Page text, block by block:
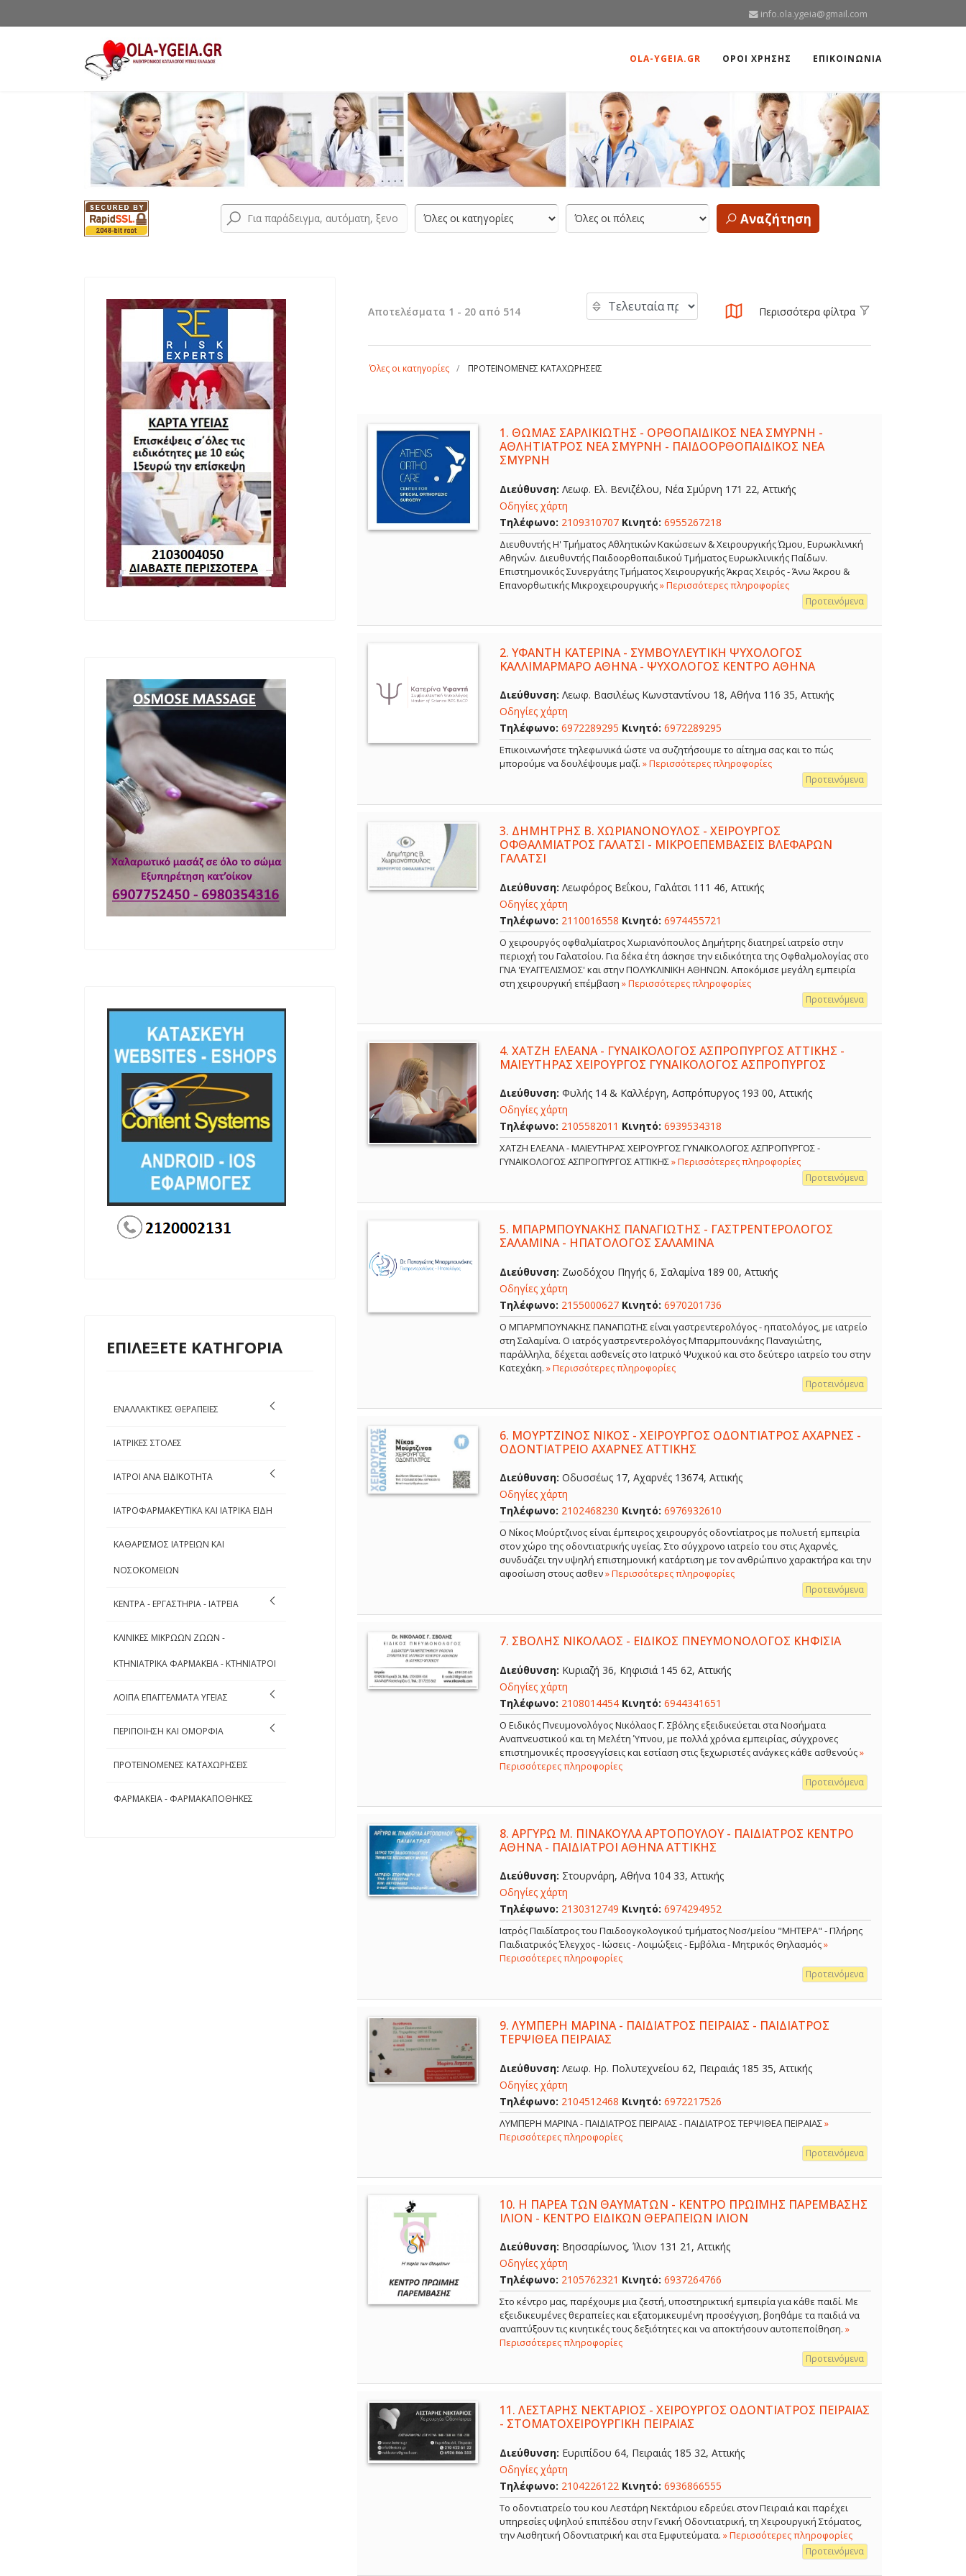
info.ola.ygeia@gmail.com
OLA-YGEIA.GR ΟΡΟΙ ΧΡΗΣΗΣ ΕΠΙΚΟΙΝΩΝΙΑ
Αναζήτηση
ΕΠΙΛΕΞΕΤΕ ΚΑΤΗΓΟΡΙΑ
ΕΝΑΛΛΑΚΤΙΚΕΣ ΘΕΡΑΠΕΙΕΣ
ΙΑΤΡΙΚΕΣ ΣΤΟΛΕΣ
ΙΑΤΡΟΙ ΑΝΑ ΕΙΔΙΚΟΤΗΤΑ
ΙΑΤΡΟΦΑΡΜΑΚΕΥΤΙΚΑ ΚΑΙ ΙΑΤΡΙΚΑ ΕΙΔΗ
ΚΑΘΑΡΙΣΜΟΣ ΙΑΤΡΕΙΩΝ ΚΑΙ
ΝΟΣΟΚΟΜΕΙΩΝ
ΚΕΝΤΡΑ - ΕΡΓΑΣΤΗΡΙΑ - ΙΑΤΡΕΙΑ
ΚΛΙΝΙΚΕΣ ΜΙΚΡΩΩΝ ΖΩΩΝ -
ΚΤΗΝΙΑΤΡΙΚΑ ΦΑΡΜΑΚΕΙΑ - ΚΤΗΝΙΑΤΡΟΙ
ΛΟΙΠΑ ΕΠΑΓΓΕΛΜΑΤΑ ΥΓΕΙΑΣ
ΠΕΡΙΠΟΙΗΣΗ ΚΑΙ ΟΜΟΡΦΙΑ
ΠΡΟΤΕΙΝΟΜΕΝΕΣ ΚΑΤΑΧΩΡΗΣΕΙΣ
ΦΑΡΜΑΚΕΙΑ - ΦΑΡΜΑΚΑΠΟΘΗΚΕΣ
Αποτελέσματα 1 - 20 από 514 Περισσότερα φίλτρα
Όλες οι κατηγορίες ΠΡΟΤΕΙΝΟΜΕΝΕΣ ΚΑΤΑΧΩΡΗΣΕΙΣ
1. ΘΩΜΑΣ ΣΑΡΛΙΚΙΩΤΗΣ - ΟΡΘΟΠΑΙΔΙΚΟΣ ΝΕΑ ΣΜΥΡΝΗ -
ΑΘΛΗΤΙΑΤΡΟΣ ΝΕΑ ΣΜΥΡΝΗ - ΠΑΙΔΟΟΡΘΟΠΑΙΔΙΚΟΣ ΝΕΑ
ΣΜΥΡΝΗ
Διεύθυνση: Λεωφ. Ελ. Βενιζέλου, Νέα Σμύρνη 171 22, Αττικής
Οδηγίες χάρτη
Τηλέφωνο: 2109310707 Κινητό: 6955267218
Διευθυντής Η' Τμήματος Αθλητικών Κακώσεων & Χειρουργικής Ώμου, Ευρωκλινική
Αθηνών. Διευθυντής Παιδοορθοπαιδικού Τμήματος Ευρωκλινικής Παίδων.
Επιστημονικός Συνεργάτης Τμήματος Χειρουργικής Άκρας Χειρός - Άνω Άκρου &
Επανορθωτικής Μικροχειρουργικής» Περισσότερες πληροφορίες
Προτεινόμενα
2. ΥΦΑΝΤΗ ΚΑΤΕΡΙΝΑ - ΣΥΜΒΟΥΛΕΥΤΙΚΗ ΨΥΧΟΛΟΓΟΣ
ΚΑΛΛΙΜΑΡΜΑΡΟ ΑΘΗΝΑ - ΨΥΧΟΛΟΓΟΣ ΚΕΝΤΡΟ ΑΘΗΝΑ
Διεύθυνση: Λεωφ. Βασιλέως Κωνσταντίνου 18, Αθήνα 116 35, Αττικής
Οδηγίες χάρτη
Τηλέφωνο: 6972289295 Κινητό: 6972289295
Επικοινωνήστε τηλεφωνικά ώστε να συζητήσουμε το αίτημα σας και το πώς
μπορούμε να δουλέψουμε μαζί. » Περισσότερες πληροφορίες
Προτεινόμενα
3. ΔΗΜΗΤΡΗΣ Β. ΧΩΡΙΑΝΟΝΟΥΛΟΣ - ΧΕΙΡΟΥΡΓΟΣ
ΟΦΘΑΛΜΙΑΤΡΟΣ ΓΑΛΑΤΣΙ - ΜΙΚΡΟΕΠΕΜΒΑΣΕΙΣ ΒΛΕΦΑΡΩΝ
ΓΑΛΑΤΣΙ
Διεύθυνση: Λεωφόρος Βεΐκου, Γαλάτσι 111 46, Αττικής
Οδηγίες χάρτη
Τηλέφωνο: 2110016558 Κινητό: 6974455721
Ο χειρουργός οφθαλμίατρος Χωριανόπουλος Δημήτρης διατηρεί ιατρείο στην
περιοχή του Γαλατσίου. Για δέκα έτη άσκησε την ειδικότητα της Οφθαλμολογίας στο
ΓΝΑ 'ΕΥΑΓΓΕΛΙΣΜΟΣ' και στην ΠΟΛΥΚΛΙΝΙΚΗ ΑΘΗΝΩΝ. Αποκόμισε μεγάλη εμπειρία
στη χειρουργική επέμβαση » Περισσότερες πληροφορίες
Προτεινόμενα
4. ΧΑΤΖΗ ΕΛΕΑΝΑ - ΓΥΝΑΙΚΟΛΟΓΟΣ ΑΣΠΡΟΠΥΡΓΟΣ ΑΤΤΙΚΗΣ -
ΜΑΙΕΥΤΗΡΑΣ ΧΕΙΡΟΥΡΓΟΣ ΓΥΝΑΙΚΟΛΟΓΟΣ ΑΣΠΡΟΠΥΡΓΟΣ
Διεύθυνση: Φυλής 14 & Καλλέργη, Ασπρόπυργος 193 00, Αττικής
Οδηγίες χάρτη
Τηλέφωνο: 2105582011 Κινητό: 6939534318
ΧΑΤΖΗ ΕΛΕΑΝΑ - ΜΑΙΕΥΤΗΡΑΣ ΧΕΙΡΟΥΡΓΟΣ ΓΥΝΑΙΚΟΛΟΓΟΣ ΑΣΠΡΟΠΥΡΓΟΣ -
ΓΥΝΑΙΚΟΛΟΓΟΣ ΑΣΠΡΟΠΥΡΓΟΣ ΑΤΤΙΚΗΣ» Περισσότερες πληροφορίες
Προτεινόμενα
5. ΜΠΑΡΜΠΟΥΝΑΚΗΣ ΠΑΝΑΓΙΩΤΗΣ - ΓΑΣΤΡΕΝΤΕΡΟΛΟΓΟΣ
ΣΑΛΑΜΙΝΑ - ΗΠΑΤΟΛΟΓΟΣ ΣΑΛΑΜΙΝΑ
Διεύθυνση: Ζωοδόχου Πηγής 6, Σαλαμίνα 189 00, Αττικής
Οδηγίες χάρτη
Τηλέφωνο: 2155000627 Κινητό: 6970201736
Ο ΜΠΑΡΜΠΟΥΝΑΚΗΣ ΠΑΝΑΓΙΩΤΗΣ είναι γαστρεντερολόγος - ηπατολόγος, με ιατρείο
στη Σαλαμίνα. Ο ιατρός γαστρεντερολόγος Μπαρμπουνάκης Παναγιώτης,
παράλληλα, δέχεται ασθενείς στο Ιατρικό Ψυχικού και στο δεύτερο ιατρείο του στην
Κατεχάκη. » Περισσότερες πληροφορίες
Προτεινόμενα
6. ΜΟΥΡΤΖΙΝΟΣ ΝΙΚΟΣ - ΧΕΙΡΟΥΡΓΟΣ ΟΔΟΝΤΙΑΤΡΟΣ ΑΧΑΡΝΕΣ -
ΟΔΟΝΤΙΑΤΡΕΙΟ ΑΧΑΡΝΕΣ ΑΤΤΙΚΗΣ
Διεύθυνση: Οδυσσέως 17, Αχαρνές 13674, Αττικής
Οδηγίες χάρτη
Τηλέφωνο: 2102468230 Κινητό: 6976932610
Ο Νίκος Μούρτζινος είναι έμπειρος χειρουργός οδοντίατρος με πολυετή εμπειρία
στον χώρο της οδοντιατρικής υγείας. Στο σύγχρονο ιατρείο του στις Αχαρνές,
συνδυάζει την υψηλή επιστημονική κατάρτιση με τον ανθρώπινο χαρακτήρα και την
αφοσίωση στους ασθεν» Περισσότερες πληροφορίες
Προτεινόμενα
7. ΣΒΟΛΗΣ ΝΙΚΟΛΑΟΣ - ΕΙΔΙΚΟΣ ΠΝΕΥΜΟΝΟΛΟΓΟΣ ΚΗΦΙΣΙΑ
Διεύθυνση: Κυριαζή 36, Κηφισιά 145 62, Αττικής
Οδηγίες χάρτη
Τηλέφωνο: 2108014454 Κινητό: 6944341651
O Ειδικός Πνευμονολόγος Νικόλαος Γ. Σβόλης εξειδικεύεται στα Νοσήματα
Αναπνευστικού και τη Μελέτη Ύπνου, με πολλά χρόνια εμπειρίας, σύγχρονες
επιστημονικές προσεγγίσεις και εστίαση στις ξεχωριστές ανάγκες κάθε ασθενούς»
Περισσότερες πληροφορίες
Προτεινόμενα
8. ΑΡΓΥΡΩ Μ. ΠΙΝΑΚΟΥΛΑ ΑΡΤΟΠΟΥΛΟΥ - ΠΑΙΔΙΑΤΡΟΣ ΚΕΝΤΡΟ
ΑΘΗΝΑ - ΠΑΙΔΙΑΤΡΟΙ ΑΘΗΝΑ ΑΤΤΙΚΗΣ
Διεύθυνση: Στουρνάρη, Αθήνα 104 33, Αττικής
Οδηγίες χάρτη
Τηλέφωνο: 2130312749 Κινητό: 6974294952
Ιατρός Παιδίατρος του Παιδοογκολογικού τμήματος Νοσ/μείου "ΜΗΤΕΡΑ" - Πλήρης
Παιδιατρικός Έλεγχος - Ιώσεις - Λοιμώξεις - Εμβόλια - Μητρικός Θηλασμός»
Περισσότερες πληροφορίες
Προτεινόμενα
9. ΛΥΜΠΕΡΗ ΜΑΡΙΝΑ - ΠΑΙΔΙΑΤΡΟΣ ΠΕΙΡΑΙΑΣ - ΠΑΙΔΙΑΤΡΟΣ
ΤΕΡΨΙΘΕΑ ΠΕΙΡΑΙΑΣ
Διεύθυνση: Λεωφ. Ηρ. Πολυτεχνείου 62, Πειραιάς 185 35, Αττικής
Οδηγίες χάρτη
Τηλέφωνο: 2104512468 Κινητό: 6972217526
ΛΥΜΠΕΡΗ ΜΑΡΙΝΑ - ΠΑΙΔΙΑΤΡΟΣ ΠΕΙΡΑΙΑΣ - ΠΑΙΔΙΑΤΡΟΣ ΤΕΡΨΙΘΕΑ ΠΕΙΡΑΙΑΣ»
Περισσότερες πληροφορίες
Προτεινόμενα
10. Η ΠΑΡΕΑ ΤΩΝ ΘΑΥΜΑΤΩΝ - ΚΕΝΤΡΟ ΠΡΩΪΜΗΣ ΠΑΡΕΜΒΑΣΗΣ
ΙΛΙΟΝ - ΚΕΝΤΡΟ ΕΙΔΙΚΩΝ ΘΕΡΑΠΕΙΩΝ ΙΛΙΟΝ
Διεύθυνση: Βησσαρίωνος, Ίλιον 131 21, Αττικής
Οδηγίες χάρτη
Τηλέφωνο: 2105762321 Κινητό: 6937264766
Στο κέντρο μας, παρέχουμε μια ζεστή, υποστηρικτική εμπειρία για κάθε παιδί. Με
εξειδικευμένες θεραπείες και εξατομικευμένη προσέγγιση, βοηθάμε τα παιδιά να
αναπτύξουν τις κινητικές τους δεξιότητες και να αποκτήσουν αυτοπεποίθηση. »
Περισσότερες πληροφορίες
Προτεινόμενα
11. ΛΕΣΤΑΡΗΣ ΝΕΚΤΑΡΙΟΣ - ΧΕΙΡΟΥΡΓΟΣ ΟΔΟΝΤΙΑΤΡΟΣ ΠΕΙΡΑΙΑΣ
- ΣΤΟΜΑΤΟΧΕΙΡΟΥΡΓΙΚΗ ΠΕΙΡΑΙΑΣ
Διεύθυνση: Ευριπίδου 64, Πειραιάς 185 32, Αττικής
Οδηγίες χάρτη
Τηλέφωνο: 2104226122 Κινητό: 6936866555
Το οδοντιατρείο του κου Λεστάρη Νεκτάριου εδρεύει στον Πειραιά και παρέχει
υπηρεσίες υψηλού επιπέδου στην Γενική Οδοντιατρική, τη Χειρουργική Στόματος,
την Αισθητική Οδοντιατρική και στα Εμφυτεύματα. » Περισσότερες πληροφορίες
Προτεινόμενα